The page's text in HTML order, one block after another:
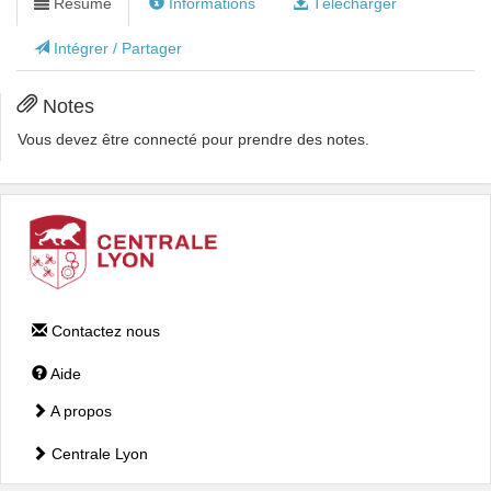
Intégrer / Partager
Notes
Vous devez être connecté pour prendre des notes.
Contactez nous
Aide
A propos
Centrale Lyon